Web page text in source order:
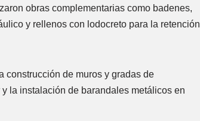
obras complementarias como badenes,
y rellenos con lodocreto para la retención
construcción de muros y gradas de
la instalación de barandales metálicos en